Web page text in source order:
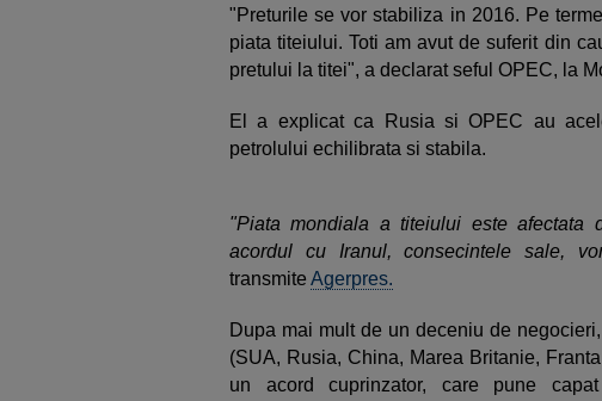
"Preturile se vor stabiliza in 2016. Pe
piata titeiului. Toti am avut de suferit din
pretului la titei", a declarat seful OPEC, la
El a explicat ca Rusia si OPEC au
petrolului echilibrata si stabila.
"Piata mondiala a titeiului este afectata
acordul cu Iranul, consecintele sale,
transmite Agerpres.
Dupa mai mult de un deceniu de
(SUA, Rusia, China, Marea Britanie,
un acord cuprinzator, care pune